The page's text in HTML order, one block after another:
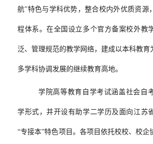
航”特色与学科优势，整合校内外优质资源
程体系。在全国设立多个官方备案校外教
泛、管理规范的教学网络，建成以本科教育
多学科协调发展的继续教育高地。
学院高等教育自学考试涵盖社会自
学形式，并开设有助学二学历及面向江苏
“专接本”特色项目。各项目依托校校、校企